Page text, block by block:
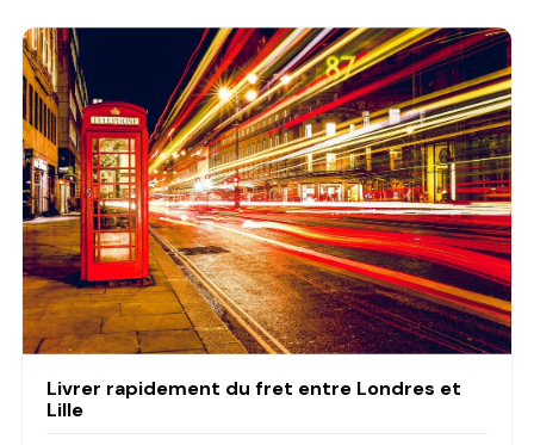
Livrer rapidement du fret entre Londres et
Lille